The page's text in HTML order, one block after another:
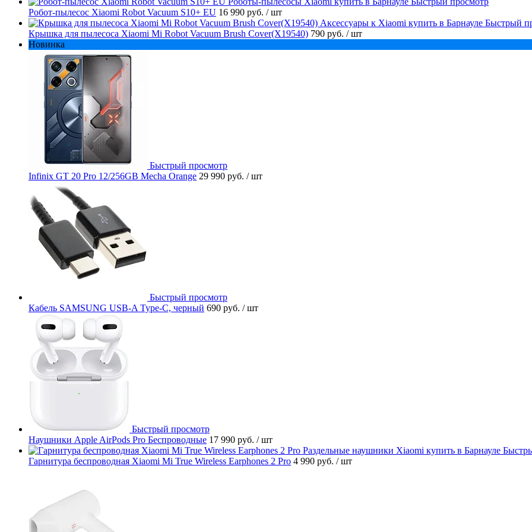
Робот-пылесос Xiaomi Robot Vacuum S10+ EU 16 990 руб. / шт
Быстрый
Крышка для пылесоса Xiaomi Mi Robot Vacuum Brush Cover(X19540) 790 руб. / шт
Новинка
Быстрый просмотр
Infinix GT 20 Pro 12/256GB Mecha Orange 29 990 руб. / шт
Быстрый просмотр
Кабель SAMSUNG USB-A Type-C, черный 690 руб. / шт
Быстрый просмотр
Наушники Apple AirPods Pro Беспроводные 17 990 руб. / шт
Гарнитура беспроводная Xiaomi Mi True Wireless Earphones 2 Pro 4 990 руб. / шт